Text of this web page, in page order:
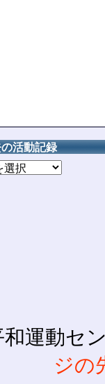
活動記録
和運動セ
ジの